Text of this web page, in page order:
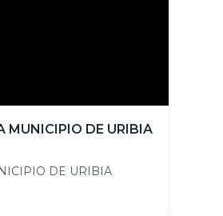
MUNICIPIO DE URIBIA
DE URIBIA